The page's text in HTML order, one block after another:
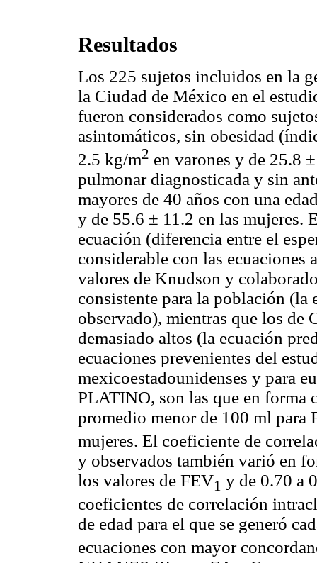
Resultados
Los 225 sujetos incluidos en la
la Ciudad de México en el
fueron considerados como
asintomáticos, sin obesidad
2.5 kg/m2 en varones y de 25.8
pulmonar diagnosticada y sin
mayores de 40 años con una
y de 55.6 ± 11.2 en las mujeres.
ecuación (diferencia entre el
considerable con las ecuaciones
valores de Knudson y
consistente para la población
observado), mientras que los de
demasiado altos (la ecuación
ecuaciones prevenientes del
mexicoestadounidenses y para
PLATINO, son las que en forma
promedio menor de 100 ml para
mujeres. El coeficiente de
y observados también varió en
los valores de FEV1 y de 0.70 a
coeficientes de correlación
de edad para el que se generó
ecuaciones con mayor